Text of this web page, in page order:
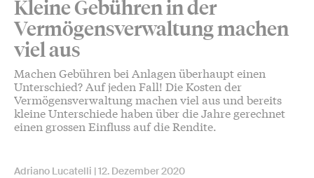
Kleine Gebühren in der
Vermögensverwaltung machen
viel aus
Machen Gebühren bei Anlagen überhaupt einen
Unterschied? Auf jeden Fall! Die Kosten der
Vermögensverwaltung machen viel aus und bereits
kleine Unterschiede haben über die Jahre gerechnet
einen grossen Einfluss auf die Rendite.
Adriano Lucatelli 12. Dezember 2020